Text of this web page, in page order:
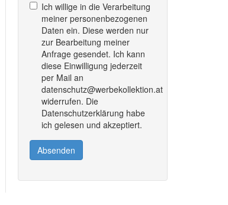
Ich willige in die Verarbeitung
meiner personenbezogenen
Daten ein. Diese werden nur
zur Bearbeitung meiner
Anfrage gesendet. Ich kann
diese Einwilligung jederzeit
per Mail an
datenschutz@werbekollektion.at
widerrufen. Die
Datenschutzerklärung habe
ich gelesen und akzeptiert.
Absenden